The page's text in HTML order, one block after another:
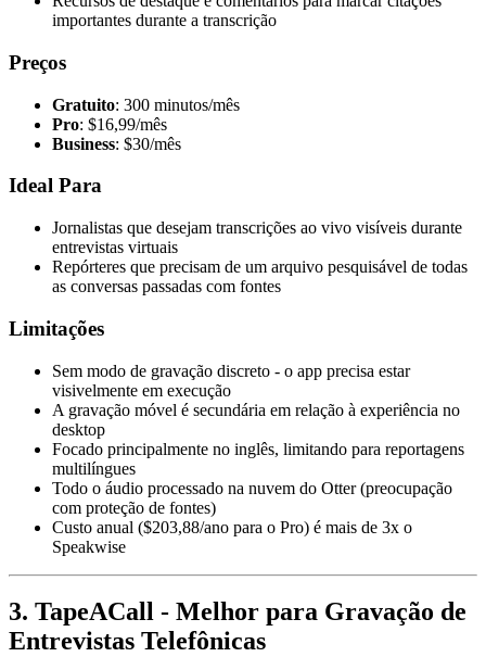
importantes durante a transcrição
Preços
Gratuito: 300 minutos/mês
Pro: $16,99/mês
Business: $30/mês
Ideal Para
Jornalistas que desejam transcrições ao vivo visíveis durante
entrevistas virtuais
Repórteres que precisam de um arquivo pesquisável de todas
as conversas passadas com fontes
Limitações
Sem modo de gravação discreto - o app precisa estar
visivelmente em execução
A gravação móvel é secundária em relação à experiência no
desktop
Focado principalmente no inglês, limitando para reportagens
multilíngues
Todo o áudio processado na nuvem do Otter (preocupação
com proteção de fontes)
Custo anual ($203,88/ano para o Pro) é mais de 3x o
Speakwise
3. TapeACall - Melhor para Gravação de
Entrevistas Telefônicas